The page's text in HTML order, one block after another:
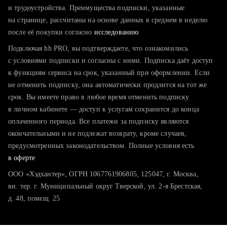
тратите много времени на поиск и вручную поднимаете
хотите сравнить себя с конкурентами и оценить шансы
и трудоустройства. Преимущества подписки, указанные
на странице, рассчитаны на основе данных в среднем в неделю
после её покупки согласно исследованию
Подключая hh PRO, вы подтверждаете, что ознакомились
с условиями подписки и согласны с ними. Подписка даёт доступ
к функциям сервиса на срок, указанный при оформлении. Если
не отменить подписку, она автоматически продлится на тот же
срок. Вы имеете право в любое время отменить подписку
в личном кабинете — доступ к услугам сохранится до конца
оплаченного периода. Все платежи за подписку являются
окончательными и не подлежат возврату, кроме случаев,
предусмотренных законодательством. Полные условия есть
в оферте
ООО «Хэдхантер», ОГРН 1067761906805, 125047, г. Москва,
вн. тер. г. Муниципальный округ Тверской, ул. 2-я Брестская,
д. 48, помещ. 25